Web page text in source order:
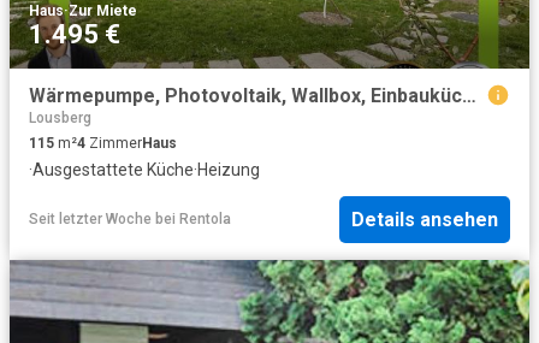
Haus·Zur Miete
1.495 €
Wärmepumpe, Photovoltaik, Wallbox, Einbauküche und noch mehr in Lendersdorf
Lousberg
115 m²4 ZimmerHaus
·Ausgestattete Küche·Heizung
Seit letzter Woche bei Rentola Details ansehen